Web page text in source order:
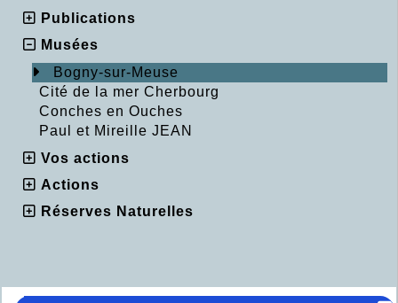
Publications
Musées
Bogny-sur-Meuse
Cité de la mer Cherbourg
Conches en Ouches
Paul et Mireille JEAN
Vos actions
Actions
Réserves Naturelles